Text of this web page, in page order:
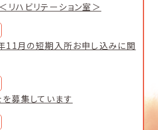
リハビリテーション室＞
月の短期入所お申し込みに関
募集しています